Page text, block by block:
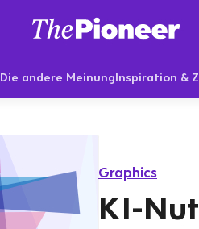
Die andere MeinungInspiration &
Graphics
KI-